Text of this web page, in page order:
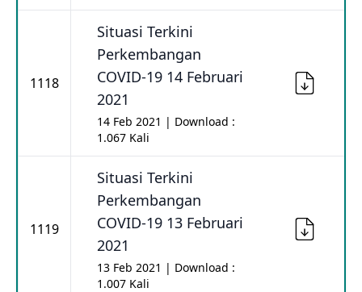
1118
Situasi Terkini
Perkembangan
COVID-19 14 Februari
2021
14 Feb 2021 | Download :
1.067 Kali
1119
Situasi Terkini
Perkembangan
COVID-19 13 Februari
2021
13 Feb 2021 | Download :
1.007 Kali